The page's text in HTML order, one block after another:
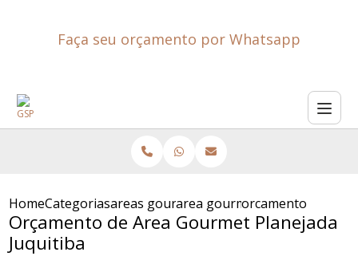
Faça seu orçamento por Whatsapp
HomeCategoriasareas gourmet planejadas
area gourmet planejada
orcamento de
Orçamento de Area Gourmet Planejada
Juquitiba